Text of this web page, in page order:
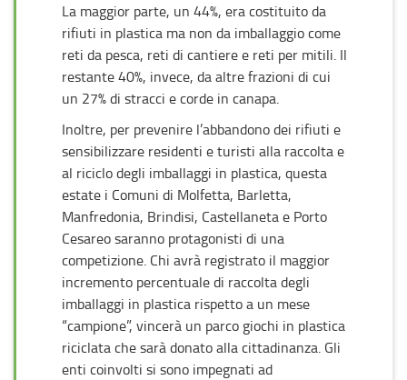
La maggior parte, un 44%, era costituito da
rifiuti in plastica ma non da imballaggio come
reti da pesca, reti di cantiere e reti per mitili. Il
restante 40%, invece, da altre frazioni di cui
un 27% di stracci e corde in canapa.
Inoltre, per prevenire l’abbandono dei rifiuti e
sensibilizzare residenti e turisti alla raccolta e
al riciclo degli imballaggi in plastica, questa
estate i Comuni di Molfetta, Barletta,
Manfredonia, Brindisi, Castellaneta e Porto
Cesareo saranno protagonisti di una
competizione. Chi avrà registrato il maggior
incremento percentuale di raccolta degli
imballaggi in plastica rispetto a un mese
“campione”, vincerà un parco giochi in plastica
riciclata che sarà donato alla cittadinanza. Gli
enti coinvolti si sono impegnati ad